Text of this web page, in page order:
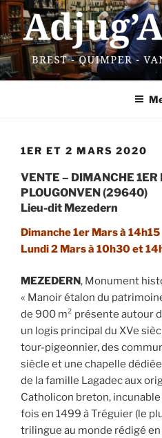
Aller
au
contenu
principal
ADJUG'ART
13 rue Traverse – 29200 Brest
1ER ET 2 MARS 2020
VENTE – DIMANCHE
PLOUGONVEN (29640)
Lieu-dit Mezedern
Dimanche 1er Mars à 14h15
Lundi 2 Mars à 10h30 et
MEZEDERN, Monument
« Manoir étalon du
de 900 m² présente autour
un logis principal du XVe
tour-pigeonnier, des
siècle et une chapelle
de la famille Lagadec aux
Catholicon breton,
fois en 1499 à Tréguier (le
trilingue au monde rédigé